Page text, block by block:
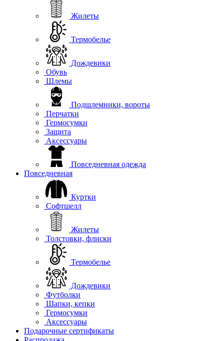
Жилеты
Термобелье
Дождевики
Обувь
Шлемы
Подшлемники, вороты
Перчатки
Гермосумки
Защита
Аксессуары
Повседневная одежда
Повседневная
Куртки
Софтшелл
Жилеты
Толстовки, флиски
Термобелье
Дождевики
Футболки
Шапки, кепки
Гермосумки
Аксессуары
Подарочные сертификаты